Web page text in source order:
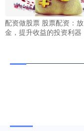
配资做股票 股票配资：
金，提升收益的投资利器